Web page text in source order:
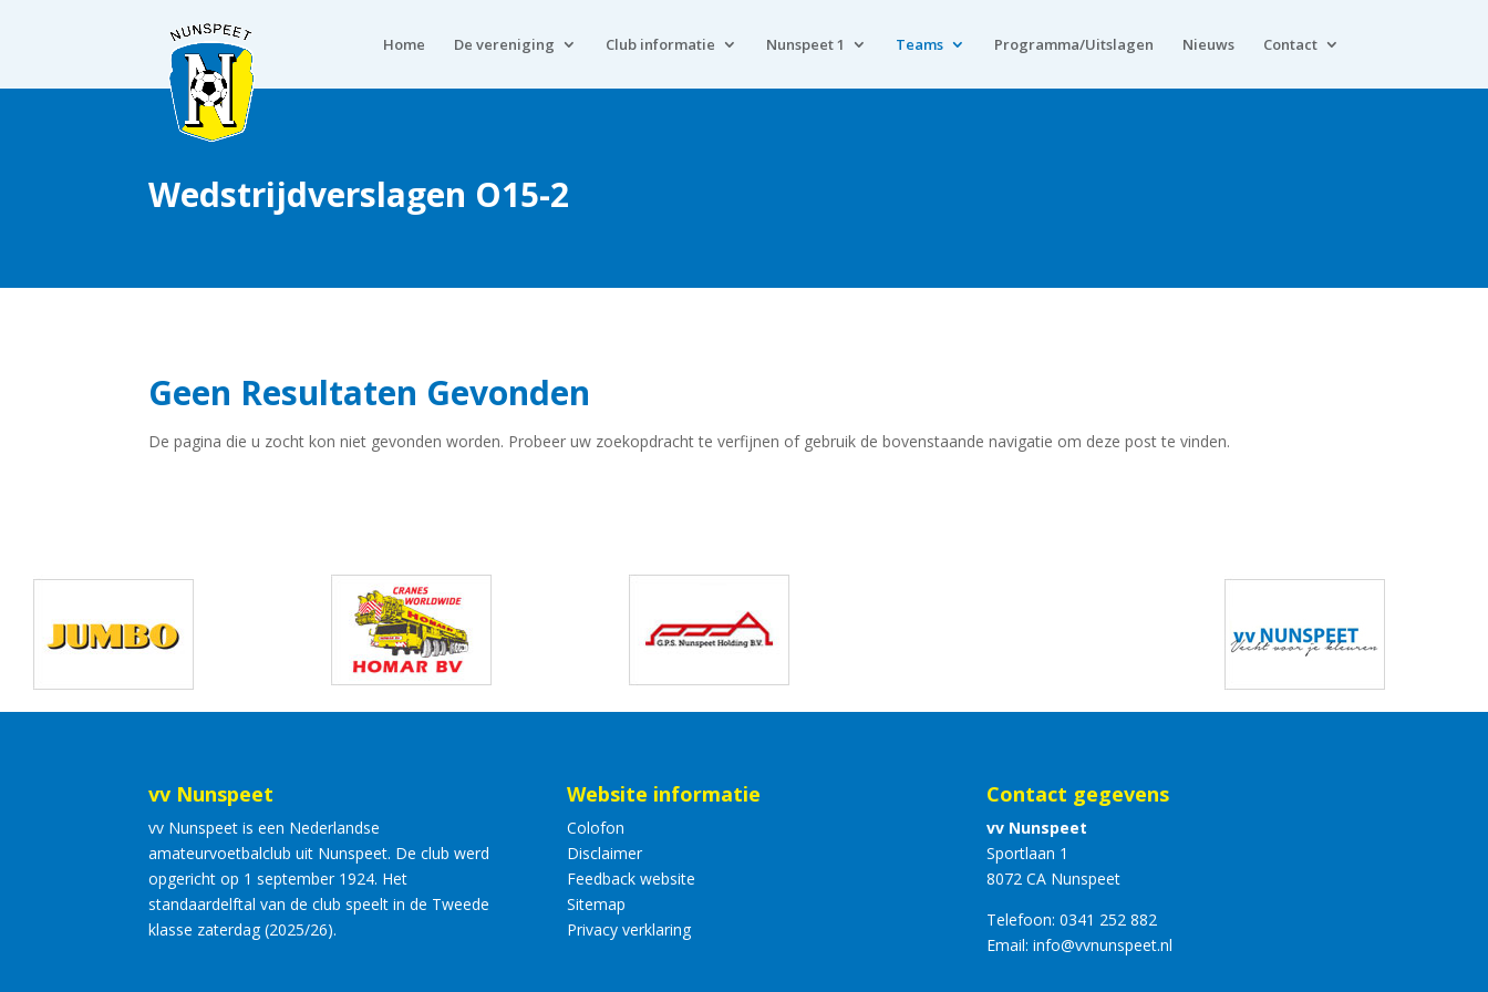
Home De vereniging Club informatie Nunspeet 1 Teams Programma/Uitslagen Nieuws Contact
Wedstrijdverslagen O15-2
Geen Resultaten Gevonden
De pagina die u zocht kon niet gevonden worden. Probeer uw zoekopdracht te verfijnen of gebruik de bovenstaande navigatie om deze post te vinden.
vv Nunspeet
vv Nunspeet is een Nederlandse
amateurvoetbalclub uit Nunspeet. De club werd
opgericht op 1 september 1924. Het
standaardelftal van de club speelt in de Tweede
klasse zaterdag (2025/26).
Website informatie
Colofon
Disclaimer
Feedback website
Sitemap
Privacy verklaring
Contact gegevens
vv Nunspeet
Sportlaan 1
8072 CA Nunspeet
Telefoon: 0341 252 882
Email: info@vvnunspeet.nl